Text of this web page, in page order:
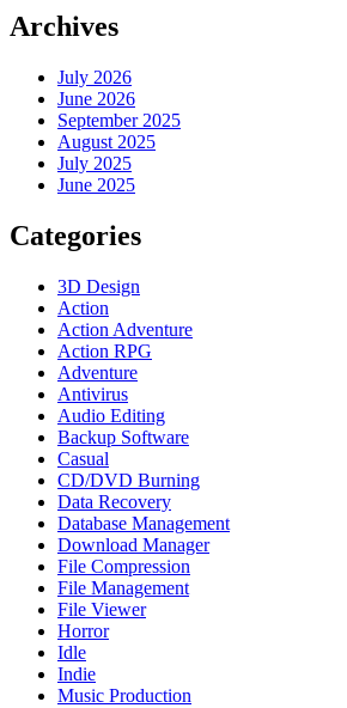
Archives
July 2026
June 2026
September 2025
August 2025
July 2025
June 2025
Categories
3D Design
Action
Action Adventure
Action RPG
Adventure
Antivirus
Audio Editing
Backup Software
Casual
CD/DVD Burning
Data Recovery
Database Management
Download Manager
File Compression
File Management
File Viewer
Horror
Idle
Indie
Music Production